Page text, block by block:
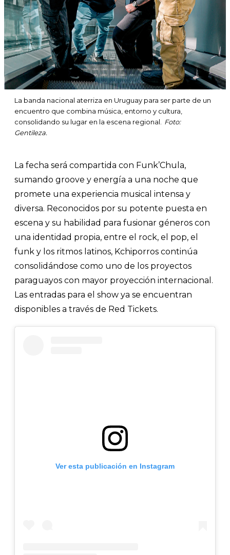
La banda nacional aterriza en Uruguay para ser parte de un
encuentro que combina música, entorno y cultura,
consolidando su lugar en la escena regional.
Foto:
Gentileza.
La fecha será compartida con Funk’Chula,
sumando groove y energía a una noche que
promete una experiencia musical intensa y
diversa. Reconocidos por su potente puesta en
escena y su habilidad para fusionar géneros con
una identidad propia, entre el rock, el pop, el
funk y los ritmos latinos, Kchiporros continúa
consolidándose como uno de los proyectos
paraguayos con mayor proyección internacional.
Las entradas para el show ya se encuentran
disponibles a través de Red Tickets.
Ver esta publicación en Instagram